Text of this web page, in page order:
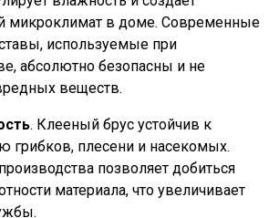
микроклимат в доме. Современные
используемые при
абсолютно безопасны и не
веществ.
. Клееный брус устойчив к
грибков, плесени и насекомых.
позволяет добиться
материала, что увеличивает